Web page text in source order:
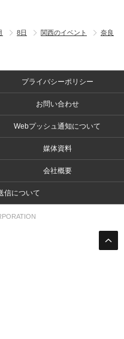
8日 関西のイベント
奈良
プライバシーポリシー
お問い合わせ
Webプッシュ通知について
媒体資料
会社概要
信について